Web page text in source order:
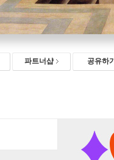
파트너샵 공유하기